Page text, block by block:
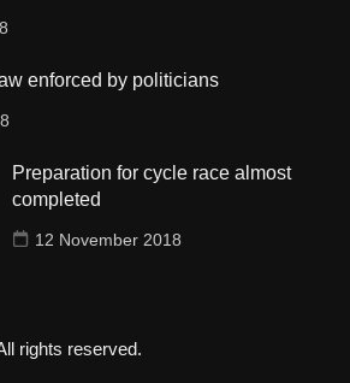
enforced by politicians
Preparation for cycle race almost
completed
12 November 2018
rights reserved.